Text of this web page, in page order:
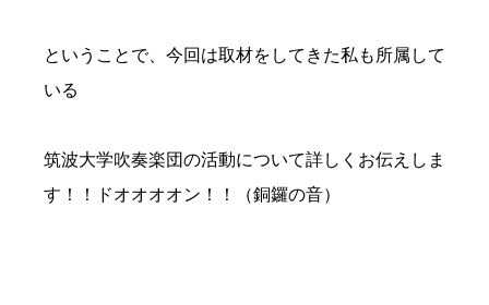
ということで、今回は取材をしてきた私も所属して
いる
筑波大学吹奏楽団の活動について詳しくお伝えしま
す！！ドオオオオン！！（銅鑼の音）